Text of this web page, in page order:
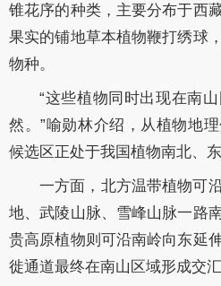
锥花序的种类，主要分布于西
果实的铺地草本植物鞭打绣球
物种。
“这些植物同时出现在南
然。”喻勋林介绍，从植物地
候选区正处于我国植物南北、
一方面，北方温带植物可
地、武陵山脉、雪峰山脉一路
贵高原植物则可沿南岭向东延
徙通道最终在南山区域形成交汇